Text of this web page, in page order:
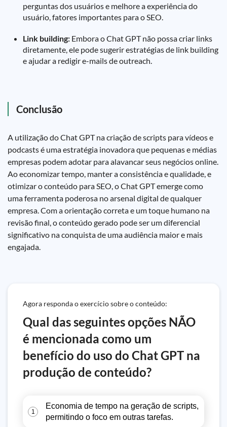
perguntas dos usuários e melhore a experiência do
usuário, fatores importantes para o SEO.
Link building: Embora o Chat GPT não possa criar links
diretamente, ele pode sugerir estratégias de link building
e ajudar a redigir e-mails de outreach.
Conclusão
A utilização do Chat GPT na criação de scripts para vídeos e
podcasts é uma estratégia inovadora que pequenas e médias
empresas podem adotar para alavancar seus negócios online.
Ao economizar tempo, manter a consistência e qualidade, e
otimizar o conteúdo para SEO, o Chat GPT emerge como
uma ferramenta poderosa no arsenal digital de qualquer
empresa. Com a orientação correta e um toque humano na
revisão final, o conteúdo gerado pode ser um diferencial
significativo na conquista de uma audiência maior e mais
engajada.
Agora responda o exercício sobre o conteúdo:
Qual das seguintes opções NÃO
é mencionada como um
benefício do uso do Chat GPT na
produção de conteúdo?
1
Economia de tempo na geração de scripts,
permitindo o foco em outras tarefas.